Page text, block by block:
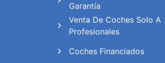
Garantía
Venta De Coches Solo A
Profesionales
Coches Financiados